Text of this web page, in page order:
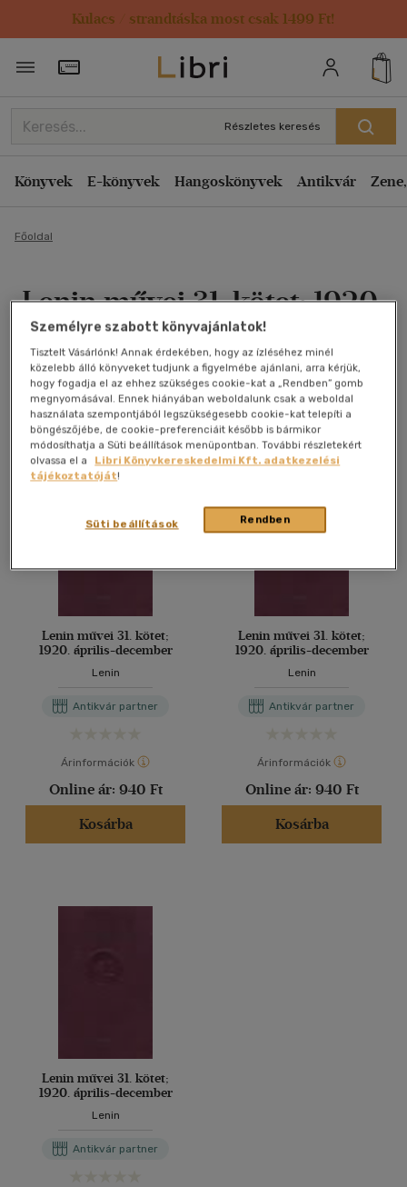
Kulacs / strandtáska most csak 1499 Ft!
Törzsvásárlói Kártya adatai
Részletes keresés
Könyvek E-könyvek Hangoskönyvek Antikvár
Főoldal
Lenin művei 31. kötet; 1920.
április-december
Lenin
Antikvár könyv (3db)
Lenin művei 31. kötet;
1920. április-december
Lenin
Antikvár partner
Árinformációk
Online ár: 940 Ft
Kosárba
Lenin művei 31. kötet;
1920. április-december
Lenin
Antikvár partner
Árinformációk
Online ár: 940 Ft
Kosárba
Lenin művei 31. kötet;
1920. április-december
Lenin
Antikvár partner
Személyre szabott könyvajánlatok!
Tisztelt Vásárlónk! Annak érdekében, hogy az ízléséhez minél
közelebb álló könyveket tudjunk a figyelmébe ajánlani, arra kérjük,
hogy fogadja el az ehhez szükséges cookie-kat a „Rendben” gomb
megnyomásával. Ennek hiányában weboldalunk csak a weboldal
használata szempontjából legszükségesebb cookie-kat telepíti a
böngészőjébe, de cookie-preferenciáit később is bármikor
módosíthatja a Süti beállítások menüpontban. További részletekért
olvassa el a
Libri Könyvkereskedelmi Kft. adatkezelési
tájékoztatóját!
Rendben
Süti beállítások